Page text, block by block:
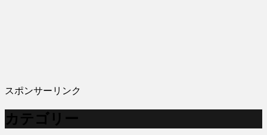
スポンサーリンク
カテゴリー